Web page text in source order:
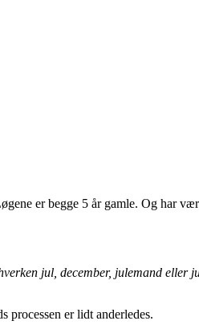
er begge 5 år gamle. Og har
jul, december, julemand eller
processen er lidt anderledes.